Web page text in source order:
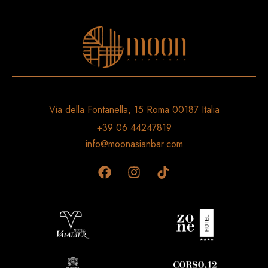
Via della Fontanella, 15 Roma 00187 Italia
+39 06 44247819
info@moonasianbar.com